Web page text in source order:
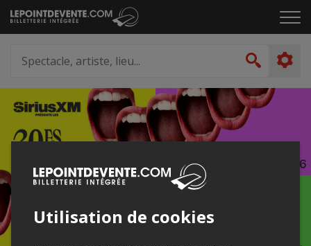
Passer
au
le
artiste,
lieu...
Utilisation de cookies